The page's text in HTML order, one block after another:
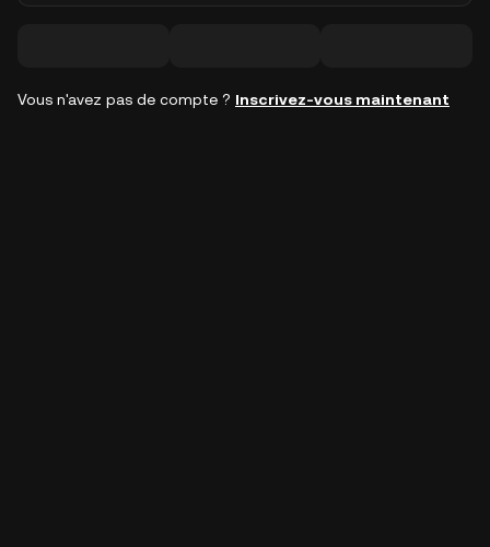
Vous n'avez pas de compte ? Inscrivez-vous maintenant